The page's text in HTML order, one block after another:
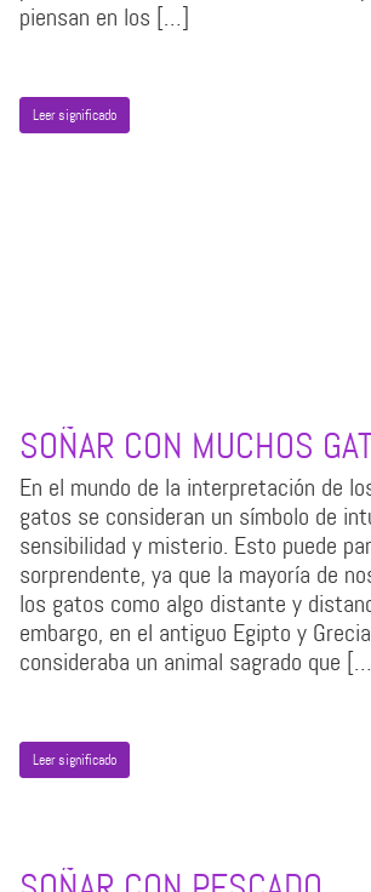
piensan en los […]
Leer significado
SOÑAR CON MUCHOS
En el mundo de la interpretación de
gatos se consideran un símbolo de
sensibilidad y misterio. Esto puede
sorprendente, ya que la mayoría de
los gatos como algo distante y
embargo, en el antiguo Egipto y
consideraba un animal sagrado que
Leer significado